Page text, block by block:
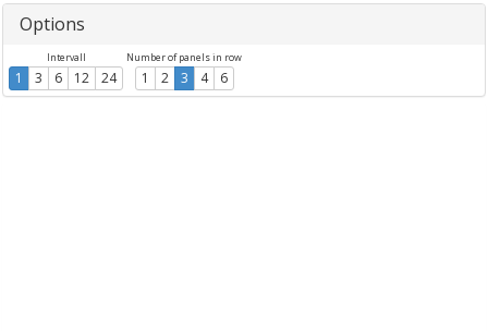
Options
Intervall
1 3 6 12 24
Number of panels in row
1 2 3 4 6